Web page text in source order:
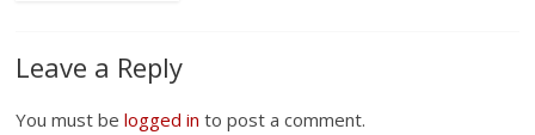
Leave a Reply
You must belogged in to post a comment.